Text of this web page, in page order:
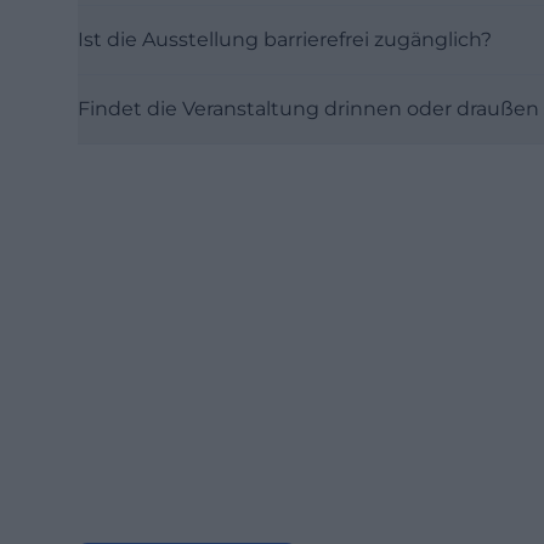
Ist die Ausstellung barrierefrei zugänglich?
Findet die Veranstaltung drinnen oder